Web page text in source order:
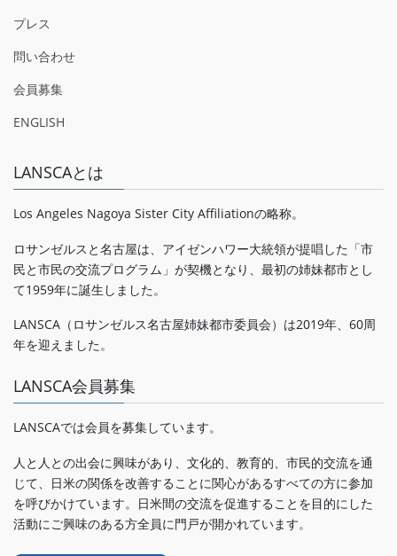
プレス
問い合わせ
会員募集
ENGLISH
LANSCAとは
Los Angeles Nagoya Sister City Affiliationの略称。
ロサンゼルスと名古屋は、アイゼンハワー大統領が提唱した「市
民と市民の交流プログラム」が契機となり、最初の姉妹都市とし
て1959年に誕生しました。
LANSCA（ロサンゼルス名古屋姉妹都市委員会）は2019年、60周
年を迎えました。
LANSCA会員募集
LANSCAでは会員を募集しています。
人と人との出会に興味があり、文化的、教育的、市民的交流を通
じて、日米の関係を改善することに関心があるすべての方に参加
を呼びかけています。日米間の交流を促進することを目的にした
活動にご興味のある方全員に門戸が開かれています。